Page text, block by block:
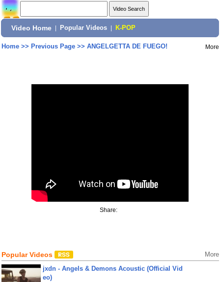
Video Home Popular Videos K-POP
Home>> Previous Page>> ANGELGETTA DE FUEGO! More
Share:
Popular Videos More
jxdn - Angels & Demons Acoustic (Official Vid
eo)